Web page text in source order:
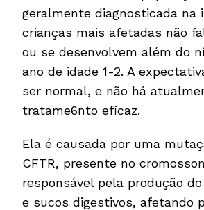
geralmente diagnosticada na
crianças mais afetadas não
ou se desenvolvem além do
ano de idade 1-2. A
ser normal, e não há
tratame6nto eficaz.
Ela é causada por uma
CFTR, presente no
responsável pela produção
e sucos digestivos, afetando